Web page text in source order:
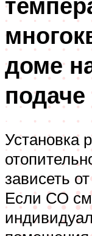
доме
подаче
Установка
зависеть
Если СО